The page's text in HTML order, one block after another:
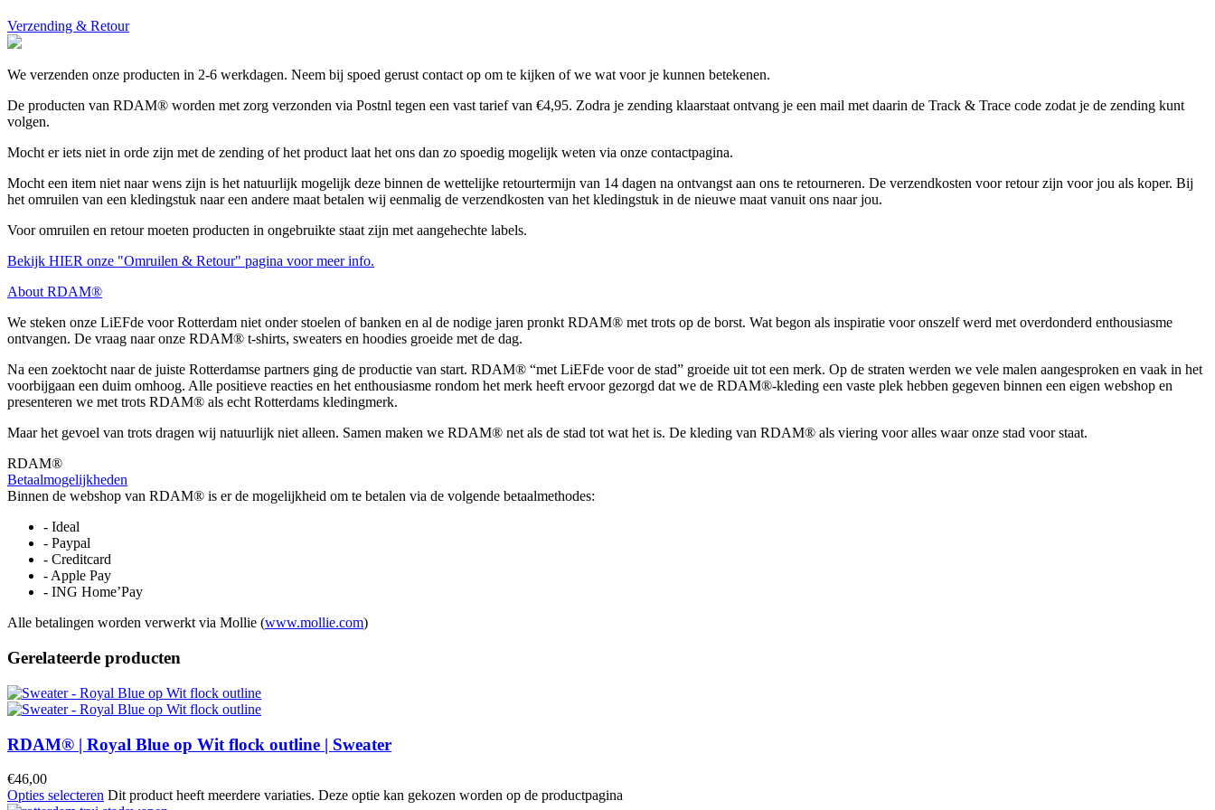
Verzending & Retour
We verzenden onze producten in 2-6 werkdagen. Neem bij spoed gerust contact op om te kijken of we wat voor je kunnen betekenen.
De producten van RDAM® worden met zorg verzonden via Postnl tegen een vast tarief van €4,95. Zodra je zending klaarstaat ontvang je een mail met daarin de Track & Trace code zodat je de zending kunt
volgen.
Mocht er iets niet in orde zijn met de zending of het product laat het ons dan zo spoedig mogelijk weten via onze contactpagina.
Mocht een item niet naar wens zijn is het natuurlijk mogelijk deze binnen de wettelijke retourtermijn van 14 dagen na ontvangst aan ons te retourneren. De verzendkosten voor retour zijn voor jou als koper. Bij
het omruilen van een kledingstuk naar een andere maat betalen wij eenmalig de verzendkosten van het kledingstuk in de nieuwe maat vanuit ons naar jou.
Voor omruilen en retour moeten producten in ongebruikte staat zijn met aangehechte labels.
Bekijk HIER onze "Omruilen & Retour" pagina voor meer info.
About RDAM®
We steken onze LiEFde voor Rotterdam niet onder stoelen of banken en al de nodige jaren pronkt RDAM® met trots op de borst. Wat begon als inspiratie voor onszelf werd met overdonderd enthousiasme
ontvangen. De vraag naar onze RDAM® t-shirts, sweaters en hoodies groeide met de dag.
Na een zoektocht naar de juiste Rotterdamse partners ging de productie van start. RDAM® “met LiEFde voor de stad” groeide uit tot een merk. Op de straten werden we vele malen aangesproken en vaak in het
voorbijgaan een duim omhoog. Alle positieve reacties en het enthousiasme rondom het merk heeft ervoor gezorgd dat we de RDAM®-kleding een vaste plek hebben gegeven binnen een eigen webshop en
presenteren we met trots RDAM® als echt Rotterdams kledingmerk.
Maar het gevoel van trots dragen wij natuurlijk niet alleen. Samen maken we RDAM® net als de stad tot wat het is. De kleding van RDAM® als viering voor alles waar onze stad voor staat.
RDAM®
Betaalmogelijkheden
Binnen de webshop van RDAM® is er de mogelijkheid om te betalen via de volgende betaalmethodes:
- Ideal
- Paypal
- Creditcard
- Apple Pay
- ING Home’Pay
Alle betalingen worden verwerkt via Mollie (www.mollie.com)
Gerelateerde producten
RDAM® | Royal Blue op Wit flock outline | Sweater
€46,00
Opties selecteren Dit product heeft meerdere variaties. Deze optie kan gekozen worden op de productpagina